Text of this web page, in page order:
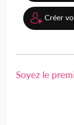
Créer
Soyez le